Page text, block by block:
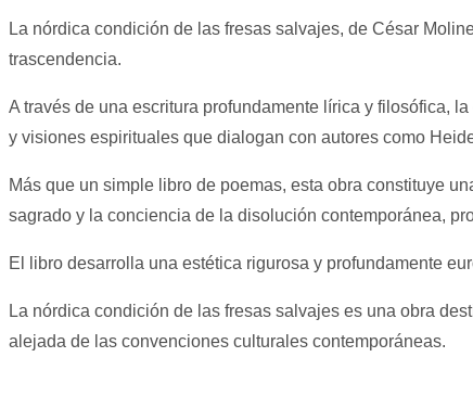
La nórdica condición de las fresas salvajes, de César
trascendencia.
A través de una escritura profundamente lírica y filosófica,
y visiones espirituales que dialogan con autores como
Más que un simple libro de poemas, esta obra constituye
sagrado y la conciencia de la disolución contemporánea,
El libro desarrolla una estética rigurosa y profundamente
La nórdica condición de las fresas salvajes es una obra
alejada de las convenciones culturales contemporáneas.